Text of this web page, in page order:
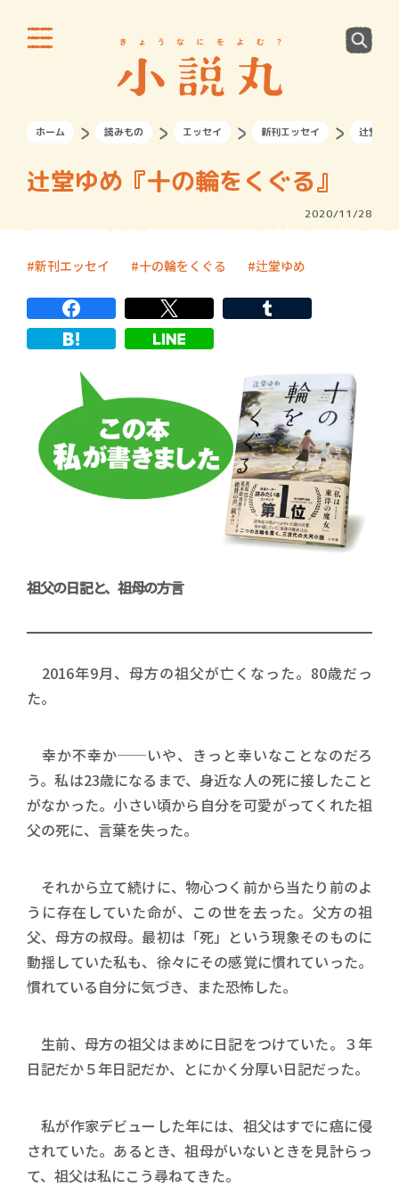
ホーム 読みもの エッセイ 新刊エッセイ 辻堂ゆ
辻堂ゆめ『十の輪をくぐる』
2020/11/28
新刊エッセイ 十の輪をくぐる 辻堂ゆめ
祖父の日記と、祖母の方言
2016年9月、母方の祖父が亡くなった。80歳だっ
た。
幸か不幸か──いや、きっと幸いなことなのだろ
う。私は23歳になるまで、身近な人の死に接したこと
がなかった。小さい頃から自分を可愛がってくれた祖
父の死に、言葉を失った。
それから立て続けに、物心つく前から当たり前のよ
うに存在していた命が、この世を去った。父方の祖
父、母方の叔母。最初は「死」という現象そのものに
動揺していた私も、徐々にその感覚に慣れていった。
慣れている自分に気づき、また恐怖した。
生前、母方の祖父はまめに日記をつけていた。３年
日記だか５年日記だか、とにかく分厚い日記だった。
私が作家デビューした年には、祖父はすでに癌に侵
されていた。あるとき、祖母がいないときを見計らっ
て、祖父は私にこう尋ねてきた。